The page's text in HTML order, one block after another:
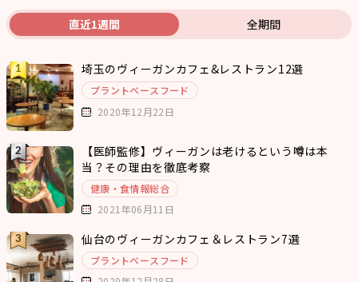
直近1週間 全期間
埼玉のヴィーガンカフェ&レストラン12選
プラントベースフード
2020年12月22日
【医師監修】ヴィーガンは老けるという噂は本
当？その理由を徹底考察
健康・食情報総合
2021年06月11日
仙台のヴィーガンカフェ＆レストラン7選
プラントベースフード